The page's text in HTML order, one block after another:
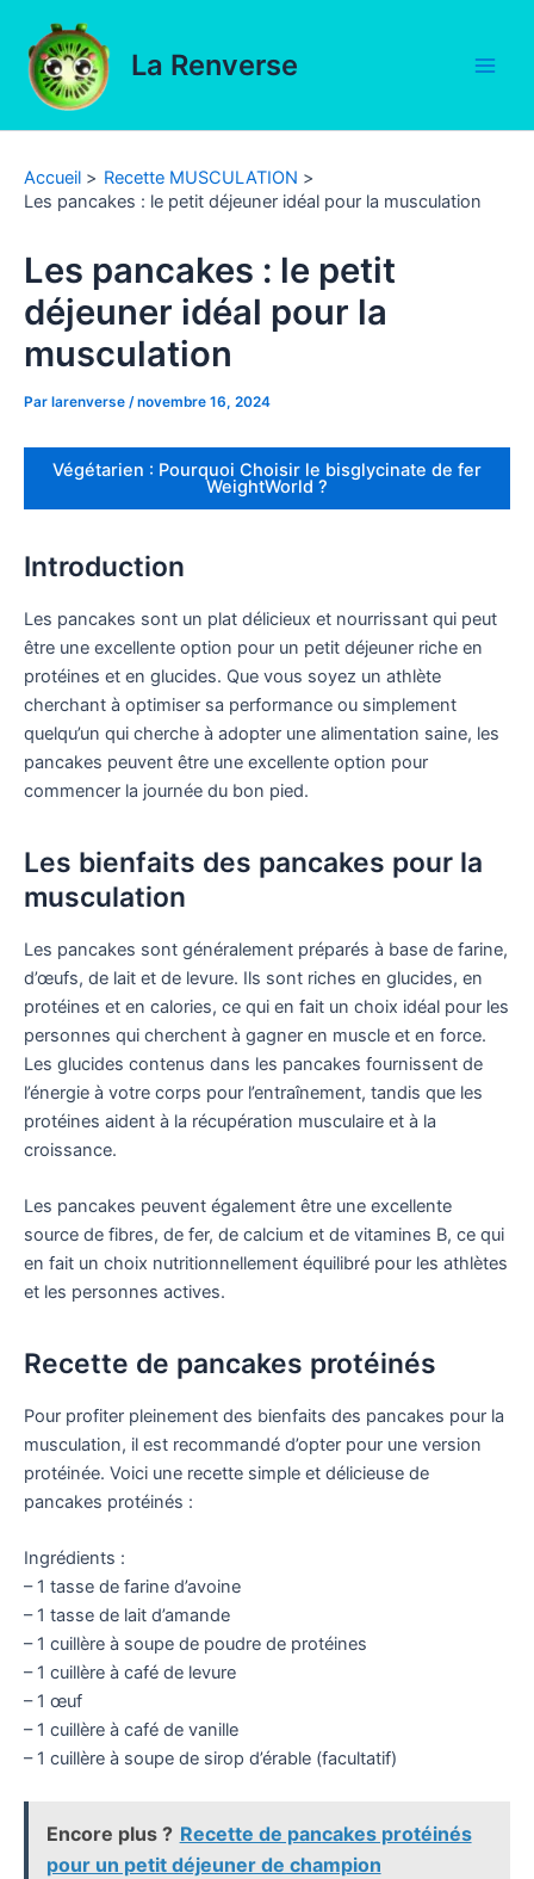
contenu
La Renverse
Accueil
Recette MUSCULATION
Les pancakes : le petit déjeuner idéal pour la musculation
Les pancakes : le petit
déjeuner idéal pour la
musculation
Par larenverse /novembre 16, 2024
Végétarien : Pourquoi Choisir le bisglycinate de fer
WeightWorld ?
Introduction
Les pancakes sont un plat délicieux et nourrissant qui peut
être une excellente option pour un petit déjeuner riche en
protéines et en glucides. Que vous soyez un athlète
cherchant à optimiser sa performance ou simplement
quelqu’un qui cherche à adopter une alimentation saine, les
pancakes peuvent être une excellente option pour
commencer la journée du bon pied.
Les bienfaits des pancakes pour la
musculation
Les pancakes sont généralement préparés à base de farine,
d’œufs, de lait et de levure. Ils sont riches en glucides, en
protéines et en calories, ce qui en fait un choix idéal pour les
personnes qui cherchent à gagner en muscle et en force.
Les glucides contenus dans les pancakes fournissent de
l’énergie à votre corps pour l’entraînement, tandis que les
protéines aident à la récupération musculaire et à la
croissance.
Les pancakes peuvent également être une excellente
source de fibres, de fer, de calcium et de vitamines B, ce qui
en fait un choix nutritionnellement équilibré pour les athlètes
et les personnes actives.
Recette de pancakes protéinés
Pour profiter pleinement des bienfaits des pancakes pour la
musculation, il est recommandé d’opter pour une version
protéinée. Voici une recette simple et délicieuse de
pancakes protéinés :
Ingrédients :
– 1 tasse de farine d’avoine
– 1 tasse de lait d’amande
– 1 cuillère à soupe de poudre de protéines
– 1 cuillère à café de levure
– 1 œuf
– 1 cuillère à café de vanille
– 1 cuillère à soupe de sirop d’érable (facultatif)
Encore plus ? Recette de pancakes protéinés
pour un petit déjeuner de champion